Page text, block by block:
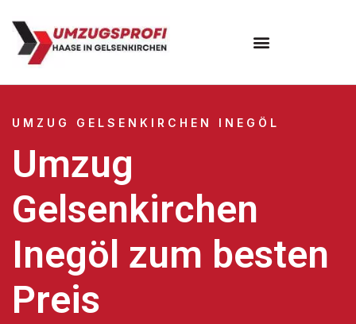
UMZUG GELSENKIRCHEN INEGÖL
Umzug
Gelsenkirchen
Inegöl zum besten
Preis